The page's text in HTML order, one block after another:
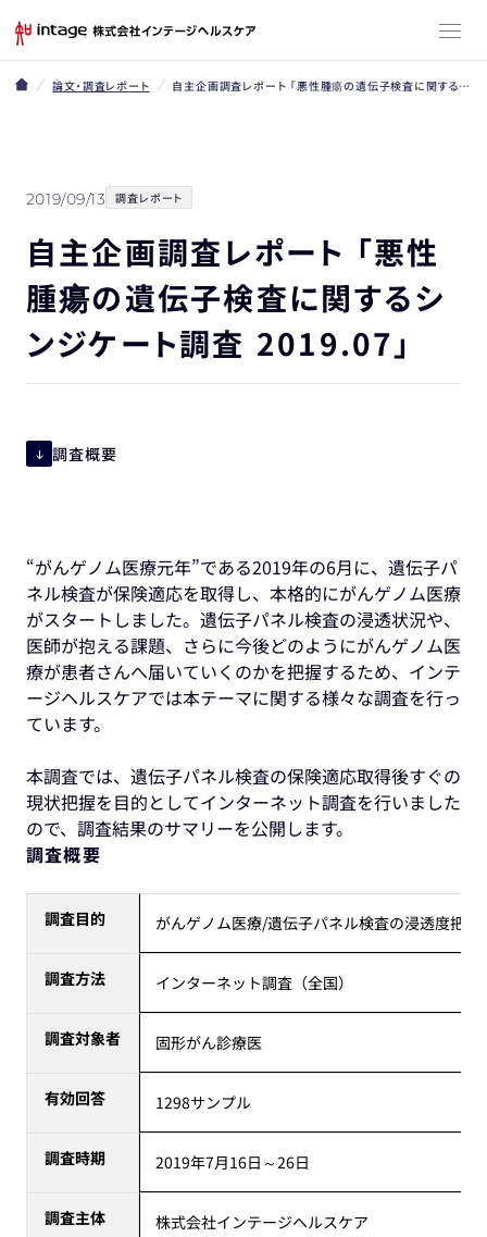
論文・調査レポート 自主企画調査レポート 「悪性腫瘍の遺伝子検査に関するシンジケート調査 2019.07」
2019/09/13 調査レポート
自主企画調査レポート 「悪性
腫瘍の遺伝子検査に関するシ
ンジケート調査 2019.07」
調査概要
“がんゲノム医療元年”である2019年の6月に、遺伝子パ
ネル検査が保険適応を取得し、本格的にがんゲノム医療
がスタートしました。遺伝子パネル検査の浸透状況や、
医師が抱える課題、さらに今後どのようにがんゲノム医
療が患者さんへ届いていくのかを把握するため、インテ
ージヘルスケアでは本テーマに関する様々な調査を行っ
ています。
本調査では、遺伝子パネル検査の保険適応取得後すぐの
現状把握を目的としてインターネット調査を行いました
ので、調査結果のサマリーを公開します。
調査概要
調査目的 がんゲノム医療/遺伝子パネル検査の浸透度把握
調査方法 インターネット調査（全国）
調査対象者 固形がん診療医
有効回答 1298サンプル
調査時期 2019年7月16日～26日
調査主体
株式会社インテージヘルスケア